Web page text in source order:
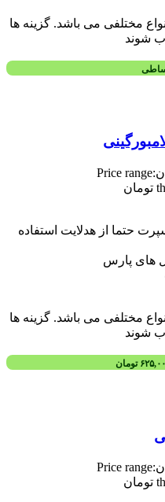
مختلفی می باشد. گزینه ها
شوند
Price range:
حتما از هدلایت استفاده
های پارس
مختلفی می باشد. گزینه ها
شوند
تومان
Price range: